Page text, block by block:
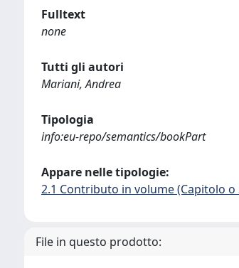
Fulltext
none
Tutti gli autori
Mariani, Andrea
Tipologia
info:eu-repo/semantics/bookPart
Appare nelle tipologie:
2.1 Contributo in volume (Capitolo o
File in questo prodotto: